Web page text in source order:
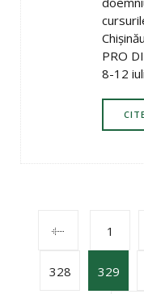
PRO
8-12
POSTS
1
328 329